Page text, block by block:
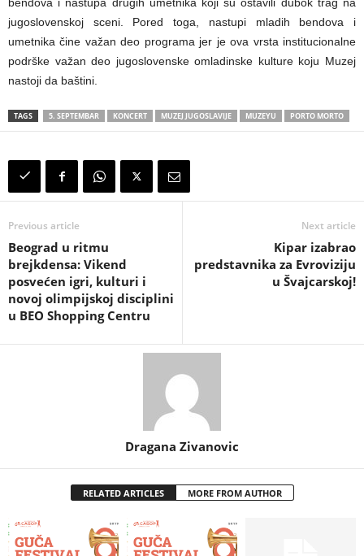
jugoslovenskoj sceni. Pored toga, nastupi mladih bendova i
umetnika čine važan deo programa jer je ova vrsta institucionalne
podrške važan deo jugoslovenske omladinske kulture koju Muzej
nastoji da baštini.
TAGS 5. SEPTEMBAR KONCERT MUZEJ JUGOSLAVIJE MUZEYU PORTO MORTO
Previous article
Beograd u ritmu
brejkdensa: Vikend
posvećen igri, kulturi i
novoj olimpijskoj disciplini
u BEO Shopping Centru
Next article
Kipar izabrao
predstavnika za Evroviziju
u Švajcarskoj!
Dragana Zivanovic
RELATED ARTICLES MORE FROM AUTHOR